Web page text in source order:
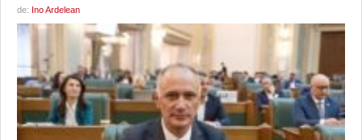
de: Ino Ardelean